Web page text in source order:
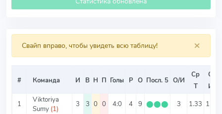
×
Свайп вправо, чтобы увидеть всю таблицу!
# Команда И В Н П Голы Р О Посл. 5 О/И
Ср
Т
Ср
ИТ
1
Viktoriya
Sumy (1)
3 3 0 0 4:0 4 9 ⬤⬤⬤ 3 1.33 1.33